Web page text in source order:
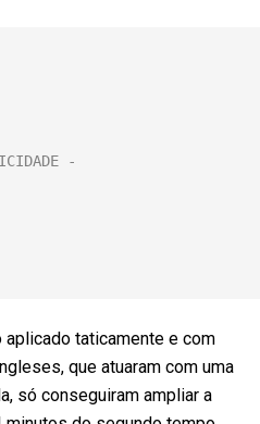
aplicado taticamente e com
que atuaram com uma
só conseguiram ampliar a